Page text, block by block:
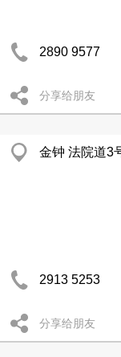
2890 9577
分享给朋友
金钟 法院道3
2913 5253
分享给朋友